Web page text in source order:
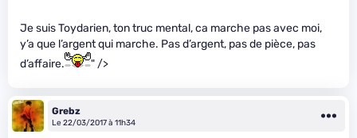
Je suis Toydarien, ton truc mental, ca marche pas avec moi,
y’a que l’argent qui marche. Pas d’argent, pas de pièce, pas
d’affaire.
" />
Grebz
Le 22/03/2017 à 11h34